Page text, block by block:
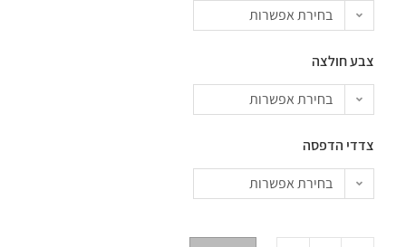
בחירת אפשרות
צבע חולצה
בחירת אפשרות
צדדי הדפסה
בחירת אפשרות